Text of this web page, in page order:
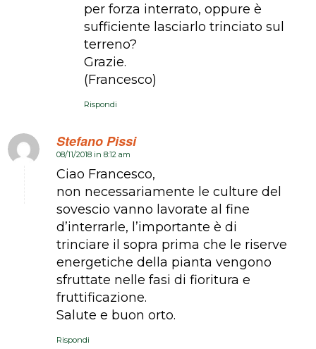
per forza interrato, oppure è
sufficiente lasciarlo trinciato sul
terreno?
Grazie.
(Francesco)
Rispondi
Stefano Pissi
dice:
08/11/2018 in 8:12 am
Ciao Francesco,
non necessariamente le culture del
sovescio vanno lavorate al fine
d’interrarle, l’importante è di
trinciare il sopra prima che le riserve
energetiche della pianta vengono
sfruttate nelle fasi di fioritura e
fruttificazione.
Salute e buon orto.
Rispondi